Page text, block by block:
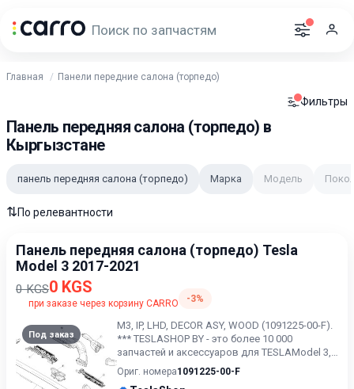
Главная Панели передние салона (торпедо)
Фильтры
Панель передняя салона (торпедо) в
Кыргызстане
панель передняя салона (торпедо) Марка Модель
⇅По релевантности
Панель передняя салона (торпедо) Tesla
Model 3 2017-2021
0 KGS0 KGS
при заказе через корзину CARRO -3%
Под заказ
M3, IP, LHD, DECOR ASY, WOOD (1091225-00-F).
*** TESLASHOP BY - это более 10 000
запчастей и аксессуаров для TESLAModel 3,
Model X, Model S,...
Ориг. номера1091225-00-F